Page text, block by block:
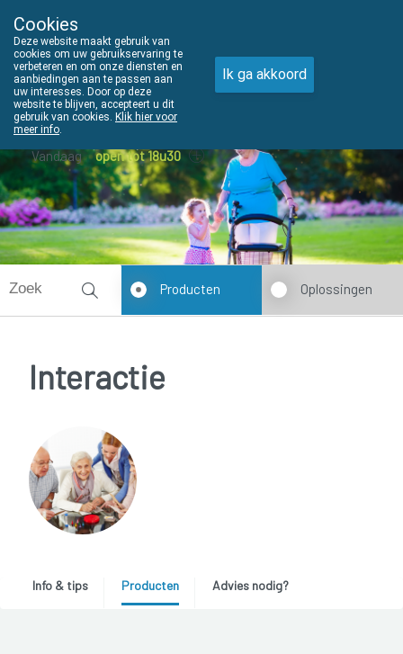
011610303
Vandaag open tot 18u30
Producten Oplossingen
Interactie
Info & tips Producten Advies nodig?
Cookies
Deze website maakt gebruik van
cookies om uw gebruikservaring te
verbeteren en om onze diensten en
aanbiedingen aan te passen aan
uw interesses. Door op deze
website te blijven, accepteert u dit
gebruik van cookies. Klik hier voor
meer info.
Ik ga akkoord